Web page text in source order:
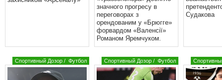
значного прогресу в
переговорах з
орендованим у «Брюгге»
форвардом «Валенсії»
Романом Яремчуком.
Судакова
Спортивный Дозор / Футбол Спортивный Дозор / Футбол